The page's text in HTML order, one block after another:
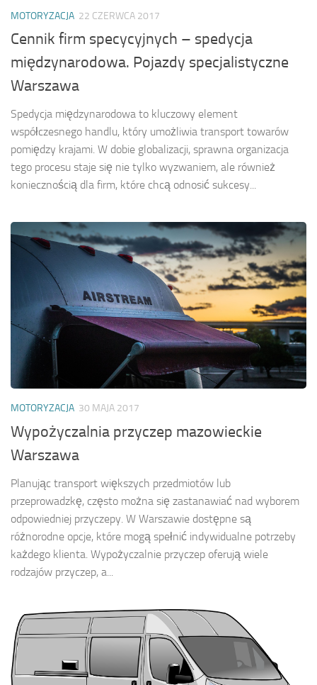
MOTORYZACJA 22 CZERWCA 2017
Cennik firm specycyjnych – spedycja
międzynarodowa. Pojazdy specjalistyczne
Warszawa
Spedycja międzynarodowa to kluczowy element
współczesnego handlu, który umożliwia transport towarów
pomiędzy krajami. W dobie globalizacji, sprawna organizacja
tego procesu staje się nie tylko wyzwaniem, ale również
koniecznością dla firm, które chcą odnosić sukcesy...
MOTORYZACJA 30 MAJA 2017
Wypożyczalnia przyczep mazowieckie
Warszawa
Planując transport większych przedmiotów lub
przeprowadzkę, często można się zastanawiać nad wyborem
odpowiedniej przyczepy. W Warszawie dostępne są
różnorodne opcje, które mogą spełnić indywidualne potrzeby
każdego klienta. Wypożyczalnie przyczep oferują wiele
rodzajów przyczep, a...